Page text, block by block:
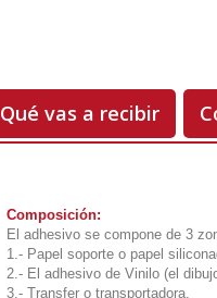
Qué vas a recibir
Composición:
El adhesivo se compone de 3
1.- Papel soporte o papel
2.- El adhesivo de Vinilo (el
3.- Transfer o transportadora.